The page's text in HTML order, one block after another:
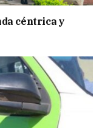
céntrica y